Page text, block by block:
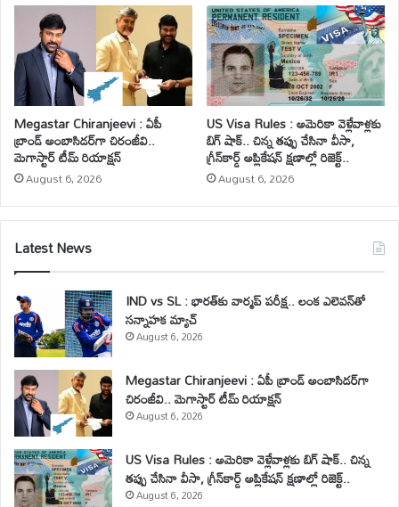
Megastar Chiranjeevi : ఏపీ
బ్రాండ్ అంబాసిడర్‌గా చిరంజీవి..
మెగాస్టార్ టీమ్ రియాక్షన్
August 6, 2026
US Visa Rules : అమెరికా వెళ్లేవాళ్లకు
బిగ్ షాక్.. చిన్న తప్పు చేసినా వీసా,
గ్రీన్‌కార్డ్ అప్లికేషన్ క్షణాల్లో రిజెక్ట్..
August 6, 2026
Latest News
IND vs SL : భారత్‌కు వార్మప్ పరీక్ష.. లంక ఎలెవన్‌తో
సన్నాహక మ్యాచ్
August 6, 2026
Megastar Chiranjeevi : ఏపీ బ్రాండ్ అంబాసిడర్‌గా
చిరంజీవి.. మెగాస్టార్ టీమ్ రియాక్షన్
August 6, 2026
US Visa Rules : అమెరికా వెళ్లేవాళ్లకు బిగ్ షాక్.. చిన్న
తప్పు చేసినా వీసా, గ్రీన్‌కార్డ్ అప్లికేషన్ క్షణాల్లో రిజెక్ట్..
August 6, 2026